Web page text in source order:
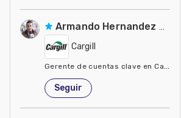
Armando Hernandez Silva
Cargill
Gerente de cuentas clave en Cargill
Estados Unidos de América
Seguir